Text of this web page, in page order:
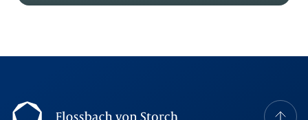
Footer Navigation